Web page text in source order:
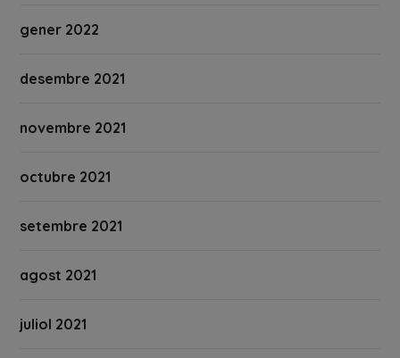
gener 2022
desembre 2021
novembre 2021
octubre 2021
setembre 2021
agost 2021
juliol 2021